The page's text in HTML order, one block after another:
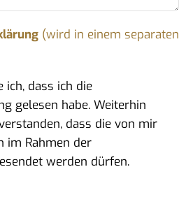
(wird in einem separaten
ich, dass ich die
gelesen habe. Weiterhin
dass die von mir
im Rahmen der
werden dürfen.